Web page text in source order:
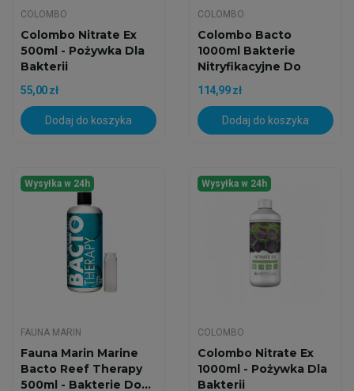
COLOMBO
Colombo Nitrate Ex
500ml - Pożywka Dla
Bakterii
55,00 zł
Dodaj do koszyka
COLOMBO
Colombo Bacto
1000ml Bakterie
Nitryfikacyjne Do
Akwarium...
114,99 zł
Dodaj do koszyka
Wysyłka w 24h
FAUNA MARIN
Fauna Marin Marine
Bacto Reef Therapy
500ml - Bakterie Do...
Wysyłka w 24h
COLOMBO
Colombo Nitrate Ex
1000ml - Pożywka Dla
Bakterii